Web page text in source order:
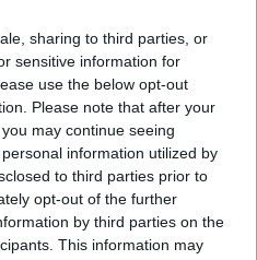
sharing to third parties, or
sensitive information for
use the below opt-out
Please note that after your
may continue seeing
information utilized by
to third parties prior to
opt-out of the further
by third parties on the
This information may
7600xt.
128bit buss vs 256.
göra målas snabbare på
snabbt din cpu skickar frames till